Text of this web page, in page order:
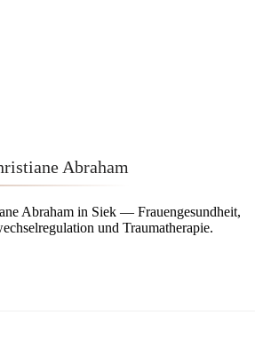
Abraham
Abraham in Siek — Frauengesundheit,
und Traumatherapie.